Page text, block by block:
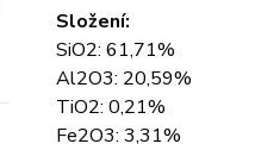
Složení:
SiO2: 61,71%
Al2O3: 20,59%
TiO2: 0,21%
Fe2O3: 3,31%